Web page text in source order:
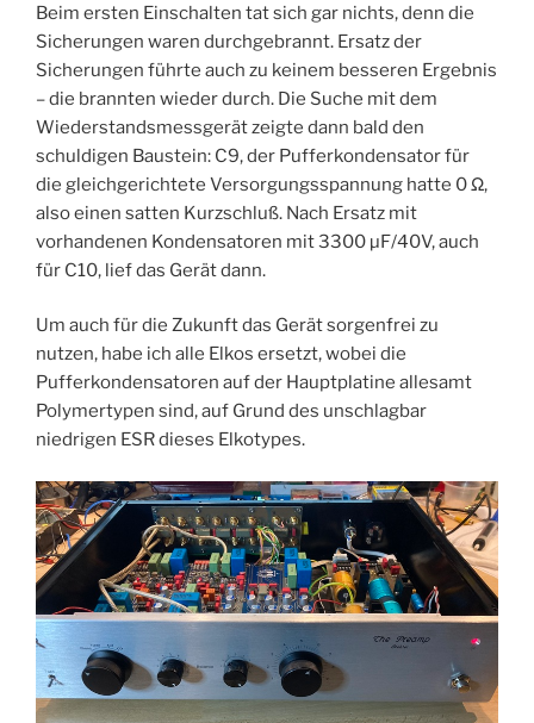
Beim ersten Einschalten tat sich gar nichts, denn die
Sicherungen waren durchgebrannt. Ersatz der
Sicherungen führte auch zu keinem besseren Ergebnis
– die brannten wieder durch. Die Suche mit dem
Wiederstandsmessgerät zeigte dann bald den
schuldigen Baustein: C9, der Pufferkondensator für
die gleichgerichtete Versorgungsspannung hatte 0 Ω,
also einen satten Kurzschluß. Nach Ersatz mit
vorhandenen Kondensatoren mit 3300 µF/40V, auch
für C10, lief das Gerät dann.
Um auch für die Zukunft das Gerät sorgenfrei zu
nutzen, habe ich alle Elkos ersetzt, wobei die
Pufferkondensatoren auf der Hauptplatine allesamt
Polymertypen sind, auf Grund des unschlagbar
niedrigen ESR dieses Elkotypes.